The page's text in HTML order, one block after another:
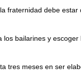
fraternidad debe
bailarines y
tres meses en ser